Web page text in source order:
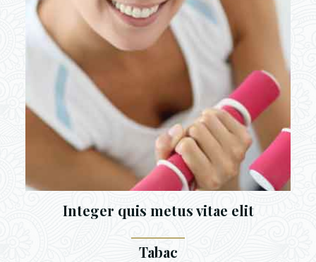
Integer quis metus vitae elit
Tabac